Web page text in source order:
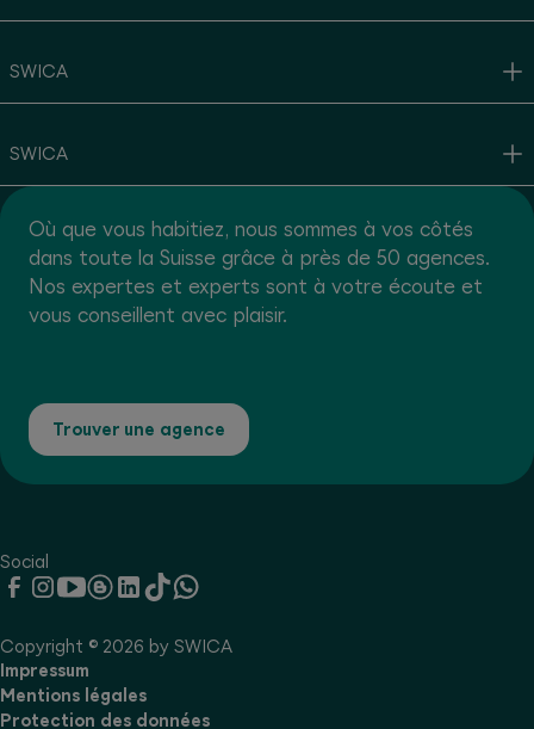
SWICA
SWICA
Où que vous habitiez, nous sommes à vos côtés
dans toute la Suisse grâce à près de 50 agences.
Nos expertes et experts sont à votre écoute et
vous conseillent avec plaisir.
Trouver une agence
Social
Copyright © 2026 by SWICA
Impressum
Mentions légales
Protection des données